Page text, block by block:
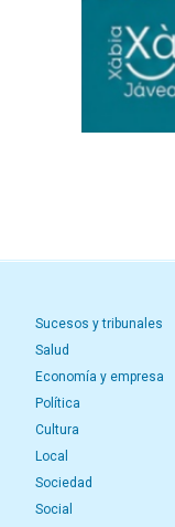
Sucesos y tribunales
Salud
Economía y empresa
Política
Cultura
Local
Sociedad
Social